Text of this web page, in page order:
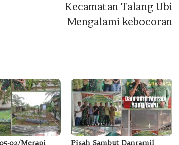
Kecamatan Talang Ubi
Mengalami kebocoran
02/Merapi
Pisah Sambut Danramil